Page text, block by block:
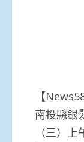
【
南投縣銀
（三）